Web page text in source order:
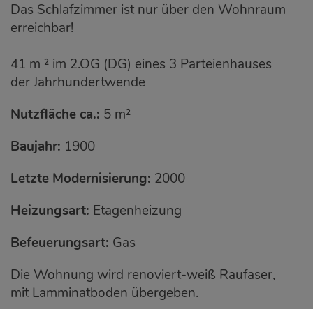
Das Schlafzimmer ist nur über den Wohnraum
erreichbar!
41 m ² im 2.OG (DG) eines 3 Parteienhauses
der Jahrhundertwende
Nutzfläche ca.: 5 m²
Baujahr: 1900
Letzte Modernisierung: 2000
Heizungsart: Etagenheizung
Befeuerungsart: Gas
Die Wohnung wird renoviert-weiß Raufaser,
mit Lamminatboden übergeben.